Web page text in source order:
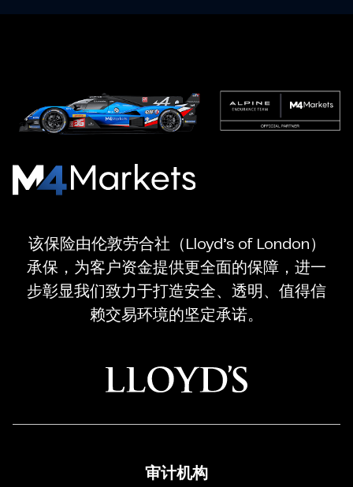
M4Markets
CFD
Trading
Regulated
Broker
该保险由伦敦劳合社（Lloyd’s of London）
承保，为客户资金提供更全面的保障，进一
步彰显我们致力于打造安全、透明、值得信
赖交易环境的坚定承诺。
审计机构